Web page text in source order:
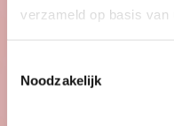
verzameld op basis van
Noodzakelijk